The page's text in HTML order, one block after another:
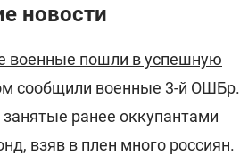
новости
военные пошли в успешную
сообщили военные 3-й ОШБр.
ранее оккупантами
взяв в плен много россиян.